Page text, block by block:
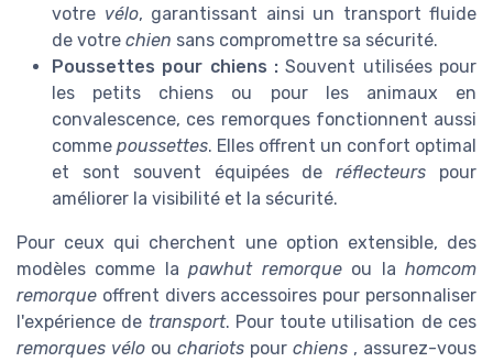
votre vélo, garantissant ainsi un transport fluide
de votre chien sans compromettre sa sécurité.
Poussettes pour chiens : Souvent utilisées pour
les petits chiens ou pour les animaux en
convalescence, ces remorques fonctionnent aussi
comme poussettes. Elles offrent un confort optimal
et sont souvent équipées deréflecteurs pour
améliorer la visibilité et la sécurité.
Pour ceux qui cherchent une option extensible, des
modèles comme lapawhut remorqueou lahomcom
remorque offrent divers accessoires pour personnaliser
l'expérience de transport. Pour toute utilisation de ces
remorques vélo ou chariots pour chiens , assurez-vous